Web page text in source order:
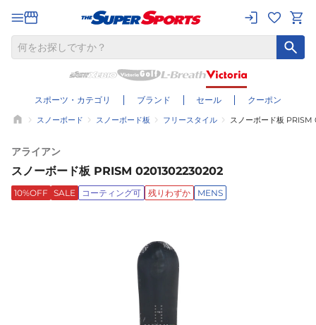
スポーツ・カテゴリ ブランド セール クーポン
スノーボード スノーボード板 フリースタイル スノーボード板 PRISM
アライアン
スノーボード板 PRISM 0201302230202
10%OFF SALE コーティング可 残りわずか MENS